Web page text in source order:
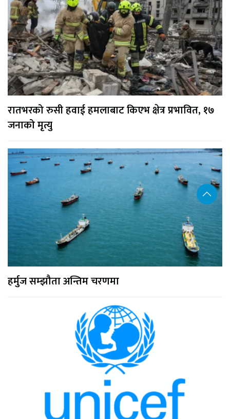
रातभरको रुसी हवाई हमलाबाट किएभ क्षेत्र प्रभावित, १७
जनाको मृत्यु
हर्मुज सम्झौता अन्तिम चरणमा